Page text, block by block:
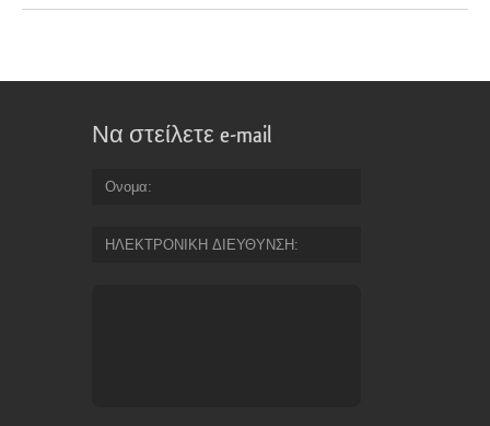
Να στείλετε e-mail
Ονομα
ΗΛΕΚΤΡΟΝΙΚΗ ΔΙΕΥΘΥΝΣΗ